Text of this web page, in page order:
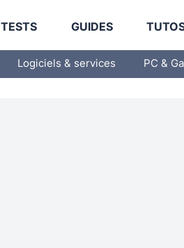
TESTS GUIDES
Logiciels & services PC &